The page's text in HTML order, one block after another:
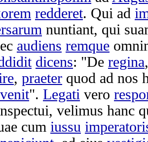
redderet. Qui ad
nuntiant, qui
audiens remque
dicens: "De regina
, praeter quod ad nos
". Legati vero
, velimus hanc
cum iussu